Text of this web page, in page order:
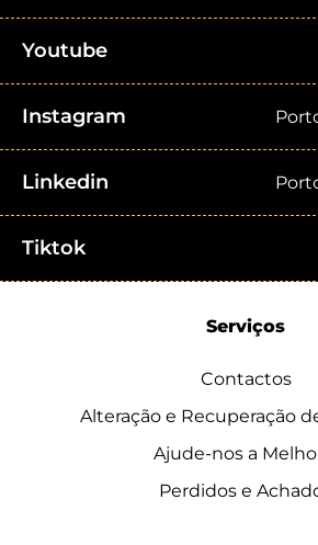
Youtube
Instagram
Linkedin
Tiktok
Serviços
Contactos
Alteração e Recuperação
Ajude-nos a
Perdidos e